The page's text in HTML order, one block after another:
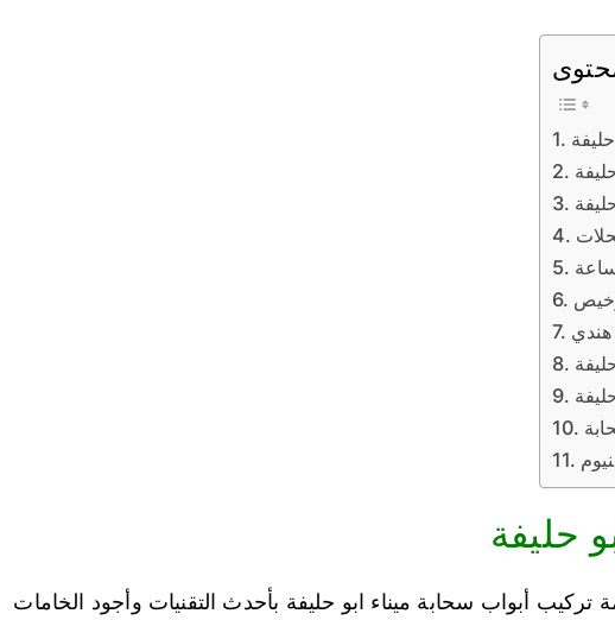
حليفة
تركيب أبواب سحابة ميناء ابو حليفة بأحدث التقنيات وأجود الخامات